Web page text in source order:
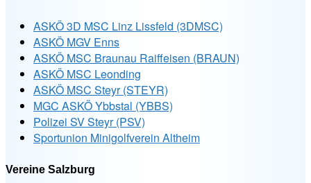
ASKÖ 3D MSC Linz Lissfeld (3DMSC)
ASKÖ MGV Enns
ASKÖ MSC Braunau Raiffeisen (BRAUN)
ASKÖ MSC Leonding
ASKÖ MSC Steyr (STEYR)
MGC ASKÖ Ybbstal (YBBS)
Polizei SV Steyr (PSV)
Sportunion Minigolfverein Altheim
Vereine Salzburg